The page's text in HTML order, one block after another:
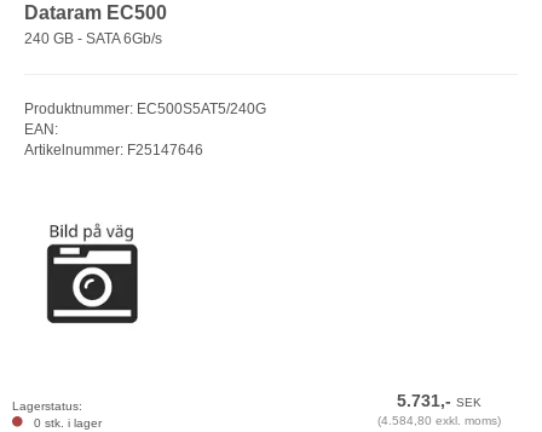
Dataram EC500
240 GB - SATA 6Gb/s
Produktnummer: EC500S5AT5/240G
EAN:
Artikelnummer: F25147646
Lagerstatus:
0 stk. i lager
5.731,-SEK
(4.584,80 exkl. moms)